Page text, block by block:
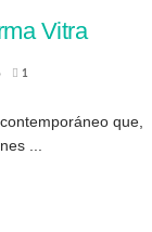
Vitra
1
que,
...